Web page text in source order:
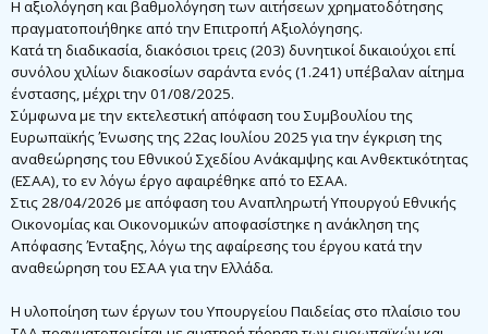
Η αξιολόγηση και βαθμολόγηση των αιτήσεων χρηματοδότησης
πραγματοποιήθηκε από την Επιτροπή Αξιολόγησης.
Κατά τη διαδικασία, διακόσιοι τρεις (203) δυνητικοί δικαιούχοι επί
συνόλου χιλίων διακοσίων σαράντα ενός (1.241) υπέβαλαν αίτημα
ένστασης, μέχρι την 01/08/2025.
Σύμφωνα με την εκτελεστική απόφαση του Συμβουλίου της
Ευρωπαϊκής Ένωσης της 22ας Ιουλίου 2025 για την έγκριση της
αναθεώρησης του Εθνικού Σχεδίου Ανάκαμψης και Ανθεκτικότητας
(ΕΣΑΑ), το εν λόγω έργο αφαιρέθηκε από το ΕΣΑΑ.
Στις 28/04/2026 με απόφαση του Αναπληρωτή Υπουργού Εθνικής
Οικονομίας και Οικονομικών αποφασίστηκε η ανάκληση της
Απόφασης Ένταξης, λόγω της αφαίρεσης του έργου κατά την
αναθεώρηση του ΕΣΑΑ για την Ελλάδα.
Η υλοποίηση των έργων του Υπουργείου Παιδείας στο πλαίσιο του